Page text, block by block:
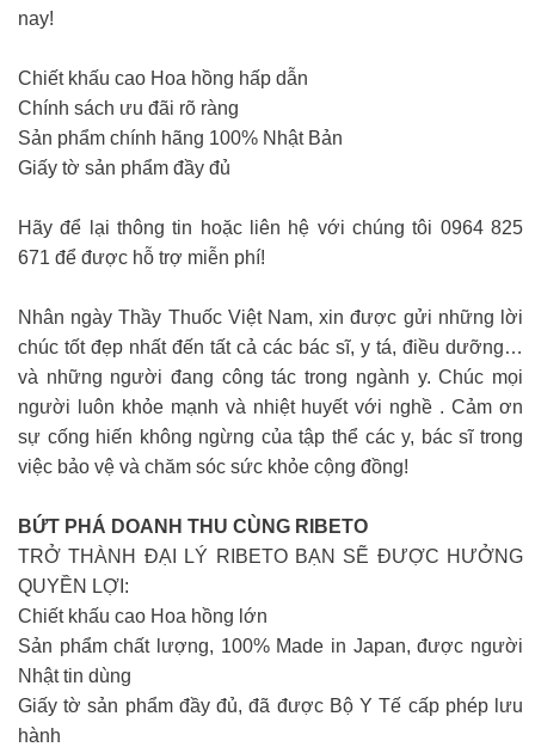
nay!
Chiết khấu cao Hoa hồng hấp dẫn
Chính sách ưu đãi rõ ràng
Sản phẩm chính hãng 100% Nhật Bản
Giấy tờ sản phẩm đầy đủ
Hãy để lại thông tin hoặc liên hệ với chúng tôi 0964 825
671 để được hỗ trợ miễn phí!
Nhân ngày Thầy Thuốc Việt Nam, xin được gửi những lời
chúc tốt đẹp nhất đến tất cả các bác sĩ, y tá, điều dưỡng…
và những người đang công tác trong ngành y. Chúc mọi
người luôn khỏe mạnh và nhiệt huyết với nghề . Cảm ơn
sự cống hiến không ngừng của tập thể các y, bác sĩ trong
việc bảo vệ và chăm sóc sức khỏe cộng đồng!
BỨT PHÁ DOANH THU CÙNG RIBETO
TRỞ THÀNH ĐẠI LÝ RIBETO BẠN SẼ ĐƯỢC HƯỞNG
QUYỀN LỢI:
Chiết khấu cao Hoa hồng lớn
Sản phẩm chất lượng, 100% Made in Japan, được người
Nhật tin dùng
Giấy tờ sản phẩm đầy đủ, đã được Bộ Y Tế cấp phép lưu
hành